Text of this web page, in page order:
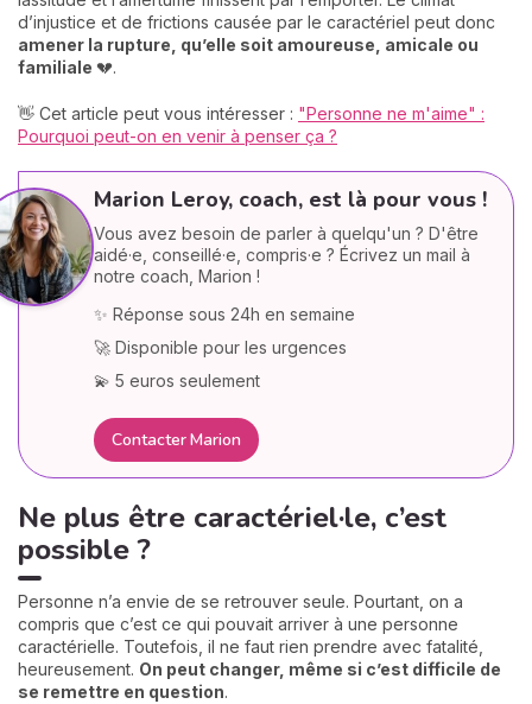
d’injustice et de frictions causée par le caractériel peut donc
amener la rupture, qu’elle soit amoureuse, amicale ou
familiale 💔.
👋 Cet article peut vous intéresser : "Personne ne m'aime" :
Pourquoi peut-on en venir à penser ça ?
Marion Leroy, coach, est là pour vous !
Vous avez besoin de parler à quelqu'un ? D'être
aidé·e, conseillé·e, compris·e ? Écrivez un mail à
notre coach, Marion !
✨ Réponse sous 24h en semaine
🚀 Disponible pour les urgences
💫 5 euros seulement
Contacter Marion
Ne plus être caractériel·le, c’est
possible ?
Personne n’a envie de se retrouver seule. Pourtant, on a
compris que c’est ce qui pouvait arriver à une personne
caractérielle. Toutefois, il ne faut rien prendre avec fatalité,
heureusement. On peut changer, même si c’est difficile de
se remettre en question.